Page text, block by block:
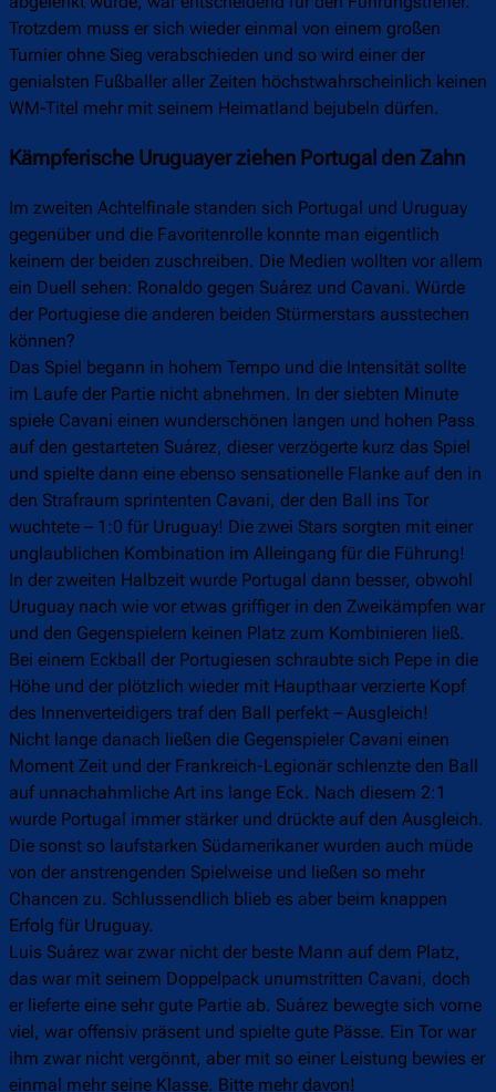
Trotzdem muss er sich wieder einmal von einem großen
Turnier ohne Sieg verabschieden und so wird einer der
genialsten Fußballer aller Zeiten höchstwahrscheinlich keinen
WM-Titel mehr mit seinem Heimatland bejubeln dürfen.
Kämpferische Uruguayer ziehen Portugal den Zahn
Im zweiten Achtelfinale standen sich Portugal und Uruguay
gegenüber und die Favoritenrolle konnte man eigentlich
keinem der beiden zuschreiben. Die Medien wollten vor allem
ein Duell sehen: Ronaldo gegen Suárez und Cavani. Würde
der Portugiese die anderen beiden Stürmerstars ausstechen
können?
Das Spiel begann in hohem Tempo und die Intensität sollte
im Laufe der Partie nicht abnehmen. In der siebten Minute
spiele Cavani einen wunderschönen langen und hohen Pass
auf den gestarteten Suárez, dieser verzögerte kurz das Spiel
und spielte dann eine ebenso sensationelle Flanke auf den in
den Strafraum sprintenten Cavani, der den Ball ins Tor
wuchtete – 1:0 für Uruguay! Die zwei Stars sorgten mit einer
unglaublichen Kombination im Alleingang für die Führung!
In der zweiten Halbzeit wurde Portugal dann besser, obwohl
Uruguay nach wie vor etwas griffiger in den Zweikämpfen war
und den Gegenspielern keinen Platz zum Kombinieren ließ.
Bei einem Eckball der Portugiesen schraubte sich Pepe in die
Höhe und der plötzlich wieder mit Haupthaar verzierte Kopf
des Innenverteidigers traf den Ball perfekt – Ausgleich!
Nicht lange danach ließen die Gegenspieler Cavani einen
Moment Zeit und der Frankreich-Legionär schlenzte den Ball
auf unnachahmliche Art ins lange Eck. Nach diesem 2:1
wurde Portugal immer stärker und drückte auf den Ausgleich.
Die sonst so laufstarken Südamerikaner wurden auch müde
von der anstrengenden Spielweise und ließen so mehr
Chancen zu. Schlussendlich blieb es aber beim knappen
Erfolg für Uruguay.
Luis Suárez war zwar nicht der beste Mann auf dem Platz,
das war mit seinem Doppelpack unumstritten Cavani, doch
er lieferte eine sehr gute Partie ab. Suárez bewegte sich vorne
viel, war offensiv präsent und spielte gute Pässe. Ein Tor war
ihm zwar nicht vergönnt, aber mit so einer Leistung bewies er
einmal mehr seine Klasse. Bitte mehr davon!